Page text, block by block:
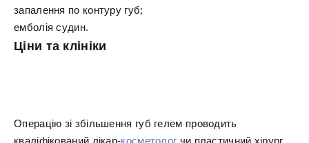
запалення по контуру губ;
емболія судин.
Ціни та клініки
Операцію зі збільшення губ гелем проводить
кваліфікований лікар-косметолог чи пластичний хірург.